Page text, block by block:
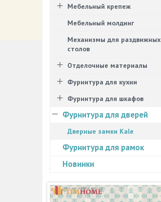
Мебельный крепеж
Мебельный молдинг
Механизмы для раздвижных
столов
Отделочные материалы
Фурнитура для кухни
Фурнитура для шкафов
Фурнитура для дверей
Дверные замки Kale
Фурнитура для рамок
Новинки